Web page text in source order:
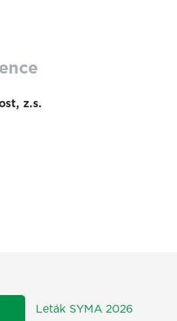
z.s.
Leták SYMA 2026